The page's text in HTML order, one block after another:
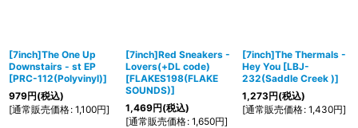
[7inch]The One Up
Downstairs - st EP
[PRC-112(Polyvinyl)]
979円(税込)
[通常販売価格: 1,100円]
[7inch]Red Sneakers -
Lovers(+DL code)
[FLAKES198(FLAKE
SOUNDS)]
1,469円(税込)
[通常販売価格: 1,650円]
[7inch]The Thermals -
Hey You [LBJ-
232(Saddle Creek )]
1,273円(税込)
[通常販売価格: 1,430円]